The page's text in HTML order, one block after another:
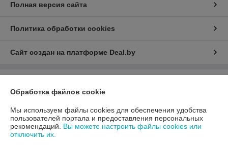
Полная версия сайта
Политика обработки cookies
Сайт создан на платформе Deal.by
220037, г. Минск, ул. Аннаева 84/7,комната 1-6
Регистрационный номер ЕГР: 193597061
Обработка файлов cookie
Мы используем файлы cookies для обеспечения удобства
пользователей портала и предоставления персональных
рекомендаций. Вы можете настроить файлы cookies или
отключить их.